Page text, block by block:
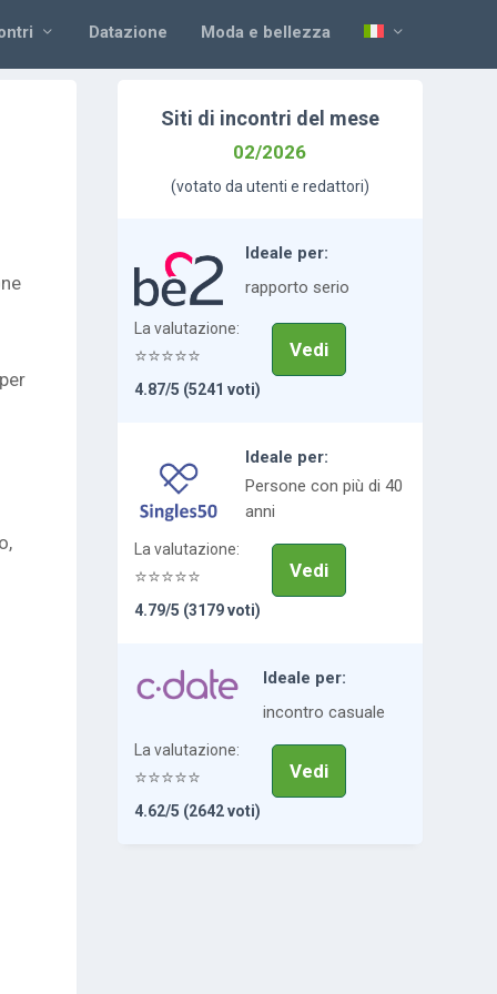
Datazione Moda e bellezza
per
Siti di incontri del mese
02/2026
(votato da utenti e redattori)
Ideale per:
rapporto serio
La valutazione:
⭐⭐⭐⭐⭐
4.87/5 (5241 voti)
Vedi
Ideale per:
Persone con più di 40
anni
La valutazione:
⭐⭐⭐⭐⭐
4.79/5 (3179 voti)
Vedi
Ideale per:
incontro casuale
La valutazione:
⭐⭐⭐⭐⭐
4.62/5 (2642 voti)
Vedi